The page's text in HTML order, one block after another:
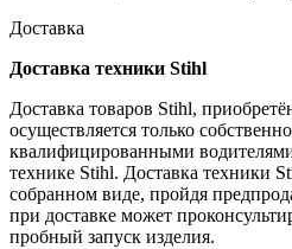
Доставка
Доставка техники Stihl
Доставка товаров Stihl,
осуществляется только
квалифицированными
технике Stihl. Доставка техники
собранном виде, пройдя
при доставке может
пробный запуск изделия.